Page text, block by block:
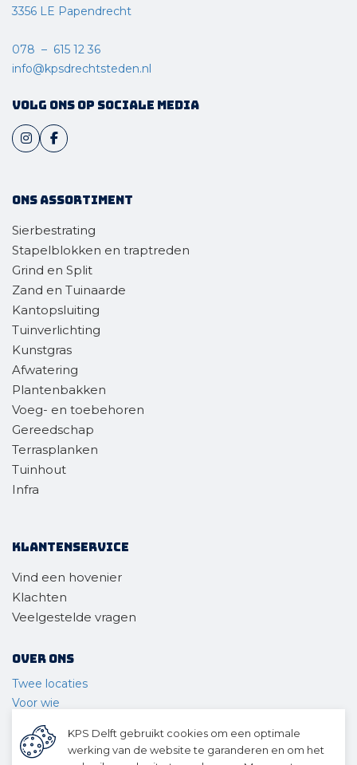
3356 LE Papendrecht
078 – 615 12 36
info@kpsdrechtsteden.nl
Volg ons op sociale media
Ons assortiment
Sierbestrating
Stapelblokken en traptreden
Grind en Split
Zand en Tuinaarde
Kantopsluiting
Tuinverlichting
Kunstgras
Afwatering
Plantenbakken
Voeg- en toebehoren
Gereedschap
Terrasplanken
Tuinhout
Infra
Klantenservice
Vind een hovenier
Klachten
Veelgestelde vragen
Over ons
Twee locaties
Voor wie
Ons team
Geschiedenis
KPS Delft gebruikt cookies om een optimale
werking van de website te garanderen en om het